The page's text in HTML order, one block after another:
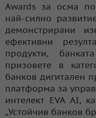
Awards за осма
най-силно
демонстрирани
ефективни
продукти,
призовете в
банков дигитален
платформа за
интелект EVA AI,
„Устойчив банков